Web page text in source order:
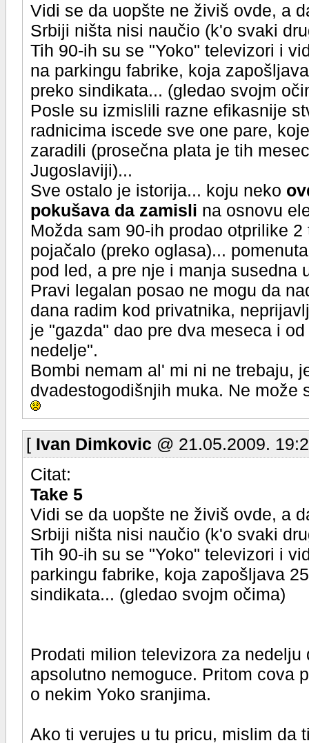
Vidi se da uopšte ne živiš ovde, a
Srbiji ništa nisi naučio (k'o svaki
Tih 90-ih su se "Yoko" televizori i
na parkingu fabrike, koja
preko sindikata... (gledao svojm
Posle su izmislili razne efikasnije
radnicima iscede sve one pare,
zaradili (prosečna plata je tih
Jugoslaviji)...
Sve ostalo je istorija... koju neko
pokušava da zamisli na osnovu
Možda sam 90-ih prodao otprilike
pojačalo (preko oglasa)...
pod led, a pre nje i manja susedna
Pravi legalan posao ne mogu da
dana radim kod privatnika,
je "gazda" dao pre dva meseca i
nedelje".
Bombi nemam al' mi ni ne trebaju,
dvadestogodišnjih muka. Ne može
[ Ivan Dimkovic @ 21.05.2009.
Citat:
Take 5
Vidi se da uopšte ne živiš ovde, a
Srbiji ništa nisi naučio (k'o svaki
Tih 90-ih su se "Yoko" televizori i
parkingu fabrike, koja zapošljava
sindikata... (gledao svojm očima)
Prodati milion televizora za
apsolutno nemoguce. Pritom cova
o nekim Yoko sranjima.
Ako ti verujes u tu pricu, mislim da